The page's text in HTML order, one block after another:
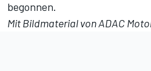
begonnen.
Mit Bildmaterial von ADAC